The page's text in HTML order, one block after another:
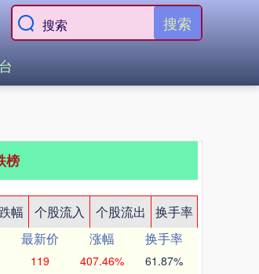
搜索
榜
幅 个股流入 个股流出
换手率
最新价 涨幅
换手率
119 407.46% 61.87%